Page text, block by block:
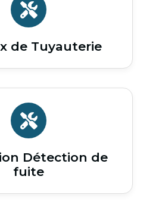
de Tuyauterie
Détection de
fuite